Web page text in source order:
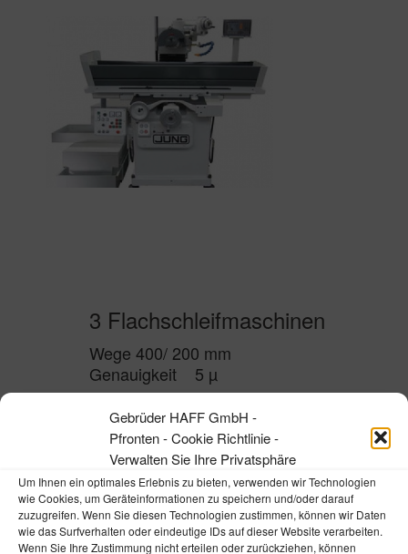
Gebrüder HAFF GmbH -
Pfronten - Cookie Richtlinie -
Verwalten Sie Ihre Privatsphäre
Um Ihnen ein optimales Erlebnis zu bieten, verwenden wir Technologien
wie Cookies, um Geräteinformationen zu speichern und/oder darauf
zuzugreifen. Wenn Sie diesen Technologien zustimmen, können wir Daten
wie das Surfverhalten oder eindeutige IDs auf dieser Website verarbeiten.
Wenn Sie Ihre Zustimmung nicht erteilen oder zurückziehen, können
3 Flachschleifmaschinen
Wege 400/ 200 mm
Genauigkeit 5 µ